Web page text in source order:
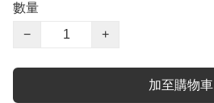
數量
−
+
加至購物車